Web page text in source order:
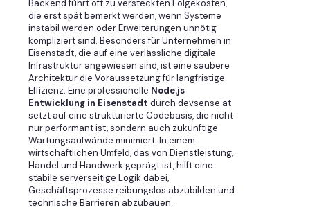
Backend führt oft zu versteckten Folgekosten,
die erst spät bemerkt werden, wenn Systeme
instabil werden oder Erweiterungen unnötig
kompliziert sind. Besonders für Unternehmen in
Eisenstadt, die auf eine verlässliche digitale
Infrastruktur angewiesen sind, ist eine saubere
Architektur die Voraussetzung für langfristige
Effizienz. Eine professionelle Node.js
Entwicklung in Eisenstadt durch devsense.at
setzt auf eine strukturierte Codebasis, die nicht
nur performant ist, sondern auch zukünftige
Wartungsaufwände minimiert. In einem
wirtschaftlichen Umfeld, das von Dienstleistung,
Handel und Handwerk geprägt ist, hilft eine
stabile serverseitige Logik dabei,
Geschäftsprozesse reibungslos abzubilden und
technische Barrieren abzubauen.